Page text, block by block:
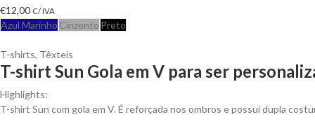
€12,00 C/ IVA
Azul Marinho Cinzento Preto
T-shirts, Têxteis
T-shirt Sun Gola em V para ser
Highlights:
T-shirt Sun com gola em V. É reforçada nos ombros e possuí dupla